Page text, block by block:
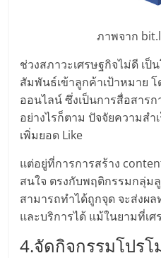
แฟ
รน
ไชส์,
ศูนย์
รวม
ภาพจาก
ช่วงสภาวะเศรษฐกิจไม่ดี เป็
สัมพันธ์เข้าลูกค้าเป้าหมาย
ออนไลน์ ซึ่งเป็นการสื่อสาร
อย่างไรก็ตาม ปัจจัยความส
เพิ่มยอด Like
แต่อยู่ที่การการสร้าง
สนใจ ตรงกับพฤติกรรมกลุ่ม
สามารถทำได้ถูกจุด จะส่งผ
และบริการได้ แม้ในยามที่เ
4.จัดกิจกรรมโปรโ